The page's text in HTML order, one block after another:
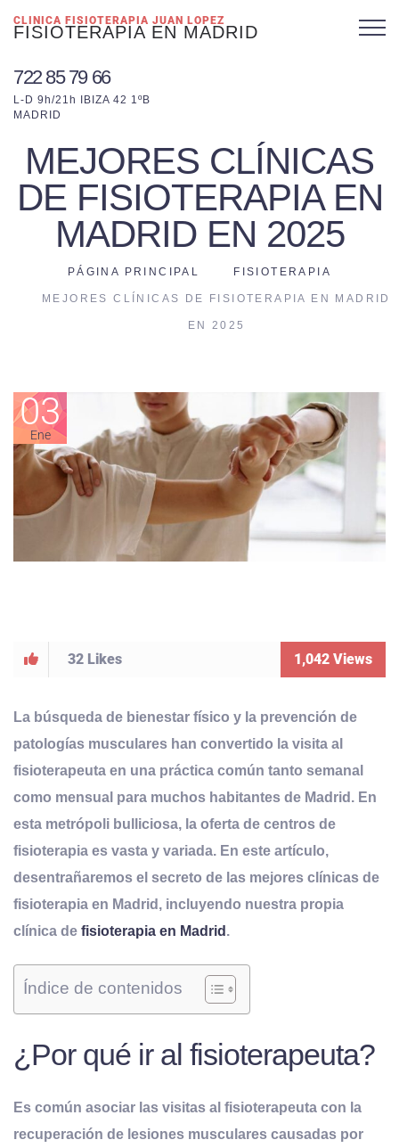
CLINICA FISIOTERAPIA JUAN LOPEZ
FISIOTERAPIA EN MADRID
722 85 79 66
L-D 9h/21h IBIZA 42 1ºB
MADRID
MEJORES CLÍNICAS
DE FISIOTERAPIA EN
MADRID EN 2025
PÁGINA PRINCIPAL FISIOTERAPIA
MEJORES CLÍNICAS DE FISIOTERAPIA EN MADRID
EN 2025
03
Ene
32 Likes 1,042 Views
La búsqueda de bienestar físico y la prevención de
patologías musculares han convertido la visita al
fisioterapeuta en una práctica común tanto semanal
como mensual para muchos habitantes de Madrid. En
esta metrópoli bulliciosa, la oferta de centros de
fisioterapia es vasta y variada. En este artículo,
desentrañaremos el secreto de las mejores clínicas de
fisioterapia en Madrid, incluyendo nuestra propia
clínica de fisioterapia en Madrid .
Índice de contenidos
¿Por qué ir al fisioterapeuta?
Es común asociar las visitas al fisioterapeuta con la
recuperación de lesiones musculares causadas por